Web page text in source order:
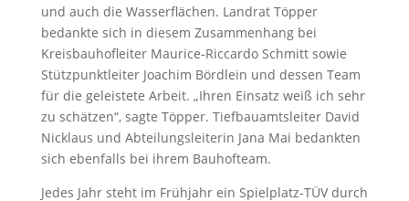
und auch die Wasserflächen. Landrat Töpper
bedankte sich in diesem Zusammenhang bei
Kreisbauhofleiter Maurice-Riccardo Schmitt sowie
Stützpunktleiter Joachim Bördlein und dessen Team
für die geleistete Arbeit. „Ihren Einsatz weiß ich sehr
zu schätzen“, sagte Töpper. Tiefbauamtsleiter David
Nicklaus und Abteilungsleiterin Jana Mai bedankten
sich ebenfalls bei ihrem Bauhofteam.
Jedes Jahr steht im Frühjahr ein Spielplatz-TÜV durch